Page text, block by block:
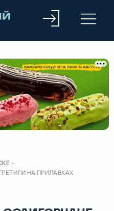
-
НА ПРИЛАВКАХ